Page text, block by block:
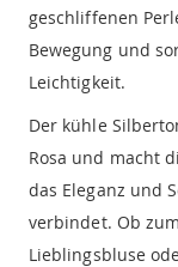
geschliffenen
Bewegung und
Leichtigkeit.
Der kühle
Rosa und macht
das Eleganz und
verbindet. Ob
Lieblingsbluse